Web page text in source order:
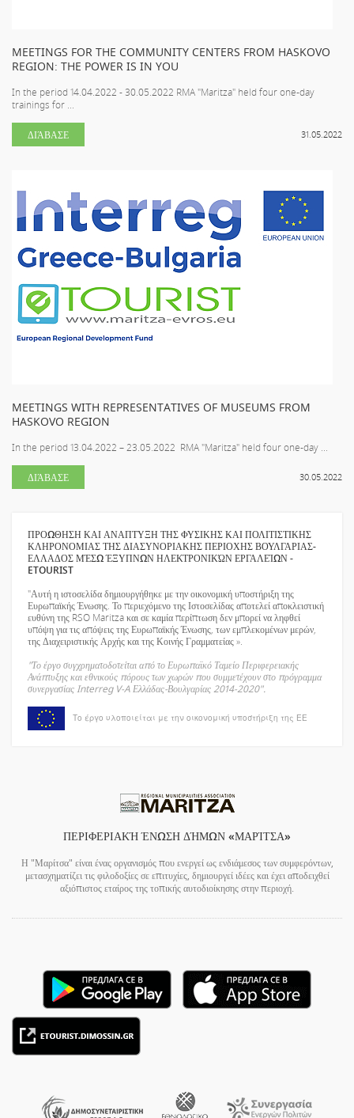
MEETINGS FOR THE COMMUNITY CENTERS FROM HASKOVO
REGION: THE POWER IS IN YOU
In the period 14.04.2022 - 30.05.2022 RMA "Maritza" held four one-day
trainings for ...
31.05.2022
ΔΙΆΒΑΣΕ
MEETINGS WITH REPRESENTATIVES OF MUSEUMS FROM
HASKOVO REGION
In the period 13.04.2022 – 23.05.2022 RMA "Maritza" held four one-day ...
30.05.2022
ΔΙΆΒΑΣΕ
ΠΡΟΩΘΗΣΗ ΚΑΙ ΑΝΑΠΤΥΞΗ ΤΗΣ ΦΥΣΙΚΗΣ ΚΑΙ ΠΟΛΙΤΙΣΤΙΚΗΣ
ΚΛΗΡΟΝΟΜΙΑΣ ΤΗΣ ΔΙΑΣΥΝΟΡΙΑΚΗΣ ΠΕΡΙΟΧΗΣ ΒΟΥΛΓΑΡΙΑΣ-
ΕΛΛΑΔΟΣ ΜΈΣΩ ΈΞΥΠΝΩΝ ΗΛΕΚΤΡΟΝΙΚΏΝ ΕΡΓΑΛΕΊΩΝ -
ETOURIST
"Αυτή η ιστοσελίδα δημιουργήθηκε με την οικονομική υποστήριξη της
Ευρωπαϊκής Ένωσης. Το περιεχόμενο της Ιστοσελίδας αποτελεί αποκλειστική
ευθύνη της RSO Maritza και σε καμία περίπτωση δεν μπορεί να ληφθεί
υπόψη για τις απόψεις της Ευρωπαϊκής Ένωσης, των εμπλεκομένων μερών,
της Διαχειριστικής Αρχής και της Κοινής Γραμματείας ».
"Το έργο συγχρηματοδοτείται από το Ευρωπαϊκό Ταμείο Περιφερειακής
Ανάπτυξης και εθνικούς πόρους των χωρών που συμμετέχουν στο πρόγραμμα
συνεργασίας Interreg V-A Ελλάδας-Βουλγαρίας 2014-2020".
Το έργο υλοποιείται με την οικονομική υποστήριξη της ΕΕ
ΠΕΡΙΦΕΡΙΑΚΉ ΈΝΩΣΗ ΔΉΜΩΝ «ΜΑΡΊΤΣΑ»
Η "Μαρίτσα" είναι ένας οργανισμός που ενεργεί ως ενδιάμεσος των συμφερόντων,
μετασχηματίζει τις φιλοδοξίες σε επιτυχίες, δημιουργεί ιδέες και έχει αποδειχθεί
αξιόπιστος εταίρος της τοπικής αυτοδιοίκησης στην περιοχή.